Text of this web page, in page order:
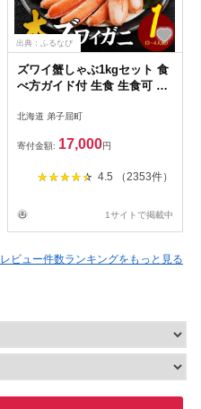
出典：ふるなび
ズワイ蟹しゃぶ1kgセット 食
べ方ガイド付 生食 生食可 約
北海道 弟子屈町
寄付金額: 17,000円
4.5 （2353件）
1サイトで掲載中
レビュー件数ランキングをもっと見る